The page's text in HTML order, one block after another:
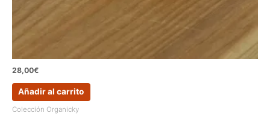
28,00€
Añadir al carrito
Colección Organicky